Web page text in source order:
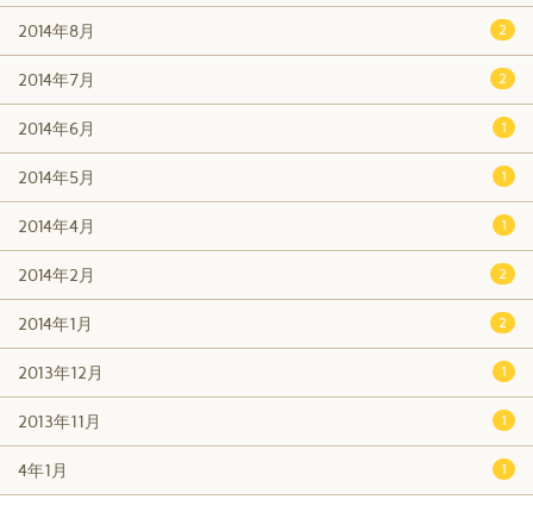
2
2014年8月
2
2014年7月
1
2014年6月
1
2014年5月
1
2014年4月
2
2014年2月
2
2014年1月
1
2013年12月
1
2013年11月
1
4年1月